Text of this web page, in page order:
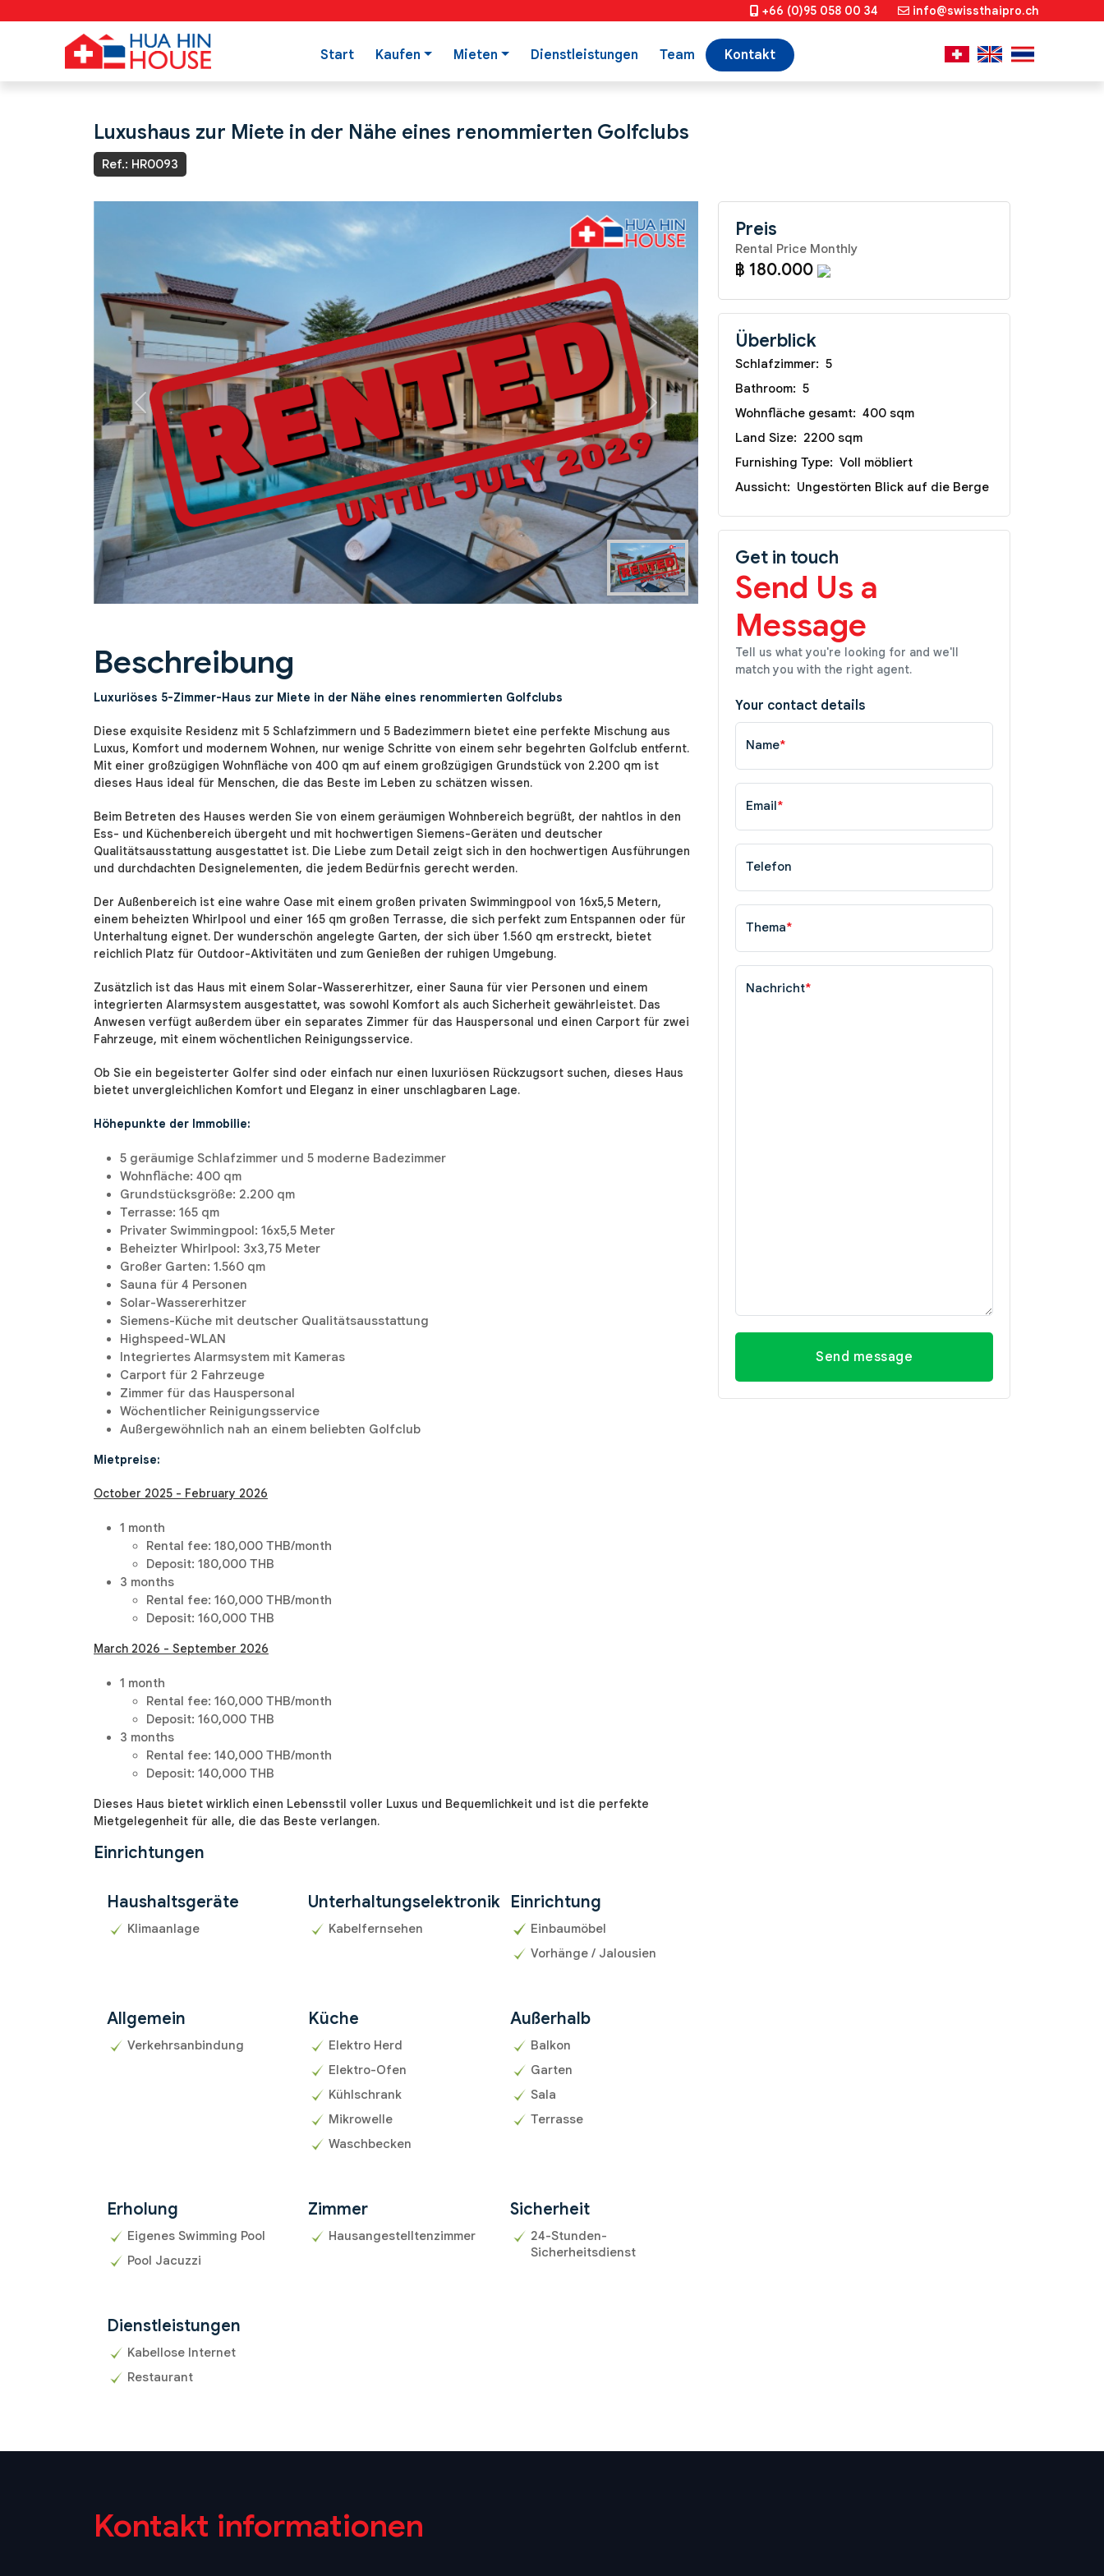
+66 (0)95 058 00 34 info@swissthaipro.ch
Start Kaufen Mieten Dienstleistungen Team Kontakt
Luxushaus zur Miete in der Nähe eines renommierten Golfclubs
Ref.: HR0093
Previous Next
Beschreibung
Luxuriöses 5-Zimmer-Haus zur Miete in der Nähe eines renommierten Golfclubs
Diese exquisite Residenz mit 5 Schlafzimmern und 5 Badezimmern bietet eine perfekte Mischung aus
Luxus, Komfort und modernem Wohnen, nur wenige Schritte von einem sehr begehrten Golfclub entfernt.
Mit einer großzügigen Wohnfläche von 400 qm auf einem großzügigen Grundstück von 2.200 qm ist
dieses Haus ideal für Menschen, die das Beste im Leben zu schätzen wissen.
Beim Betreten des Hauses werden Sie von einem geräumigen Wohnbereich begrüßt, der nahtlos in den
Ess- und Küchenbereich übergeht und mit hochwertigen Siemens-Geräten und deutscher
Qualitätsausstattung ausgestattet ist. Die Liebe zum Detail zeigt sich in den hochwertigen Ausführungen
und durchdachten Designelementen, die jedem Bedürfnis gerecht werden.
Der Außenbereich ist eine wahre Oase mit einem großen privaten Swimmingpool von 16x5,5 Metern,
einem beheizten Whirlpool und einer 165 qm großen Terrasse, die sich perfekt zum Entspannen oder für
Unterhaltung eignet. Der wunderschön angelegte Garten, der sich über 1.560 qm erstreckt, bietet
reichlich Platz für Outdoor-Aktivitäten und zum Genießen der ruhigen Umgebung.
Zusätzlich ist das Haus mit einem Solar-Wassererhitzer, einer Sauna für vier Personen und einem
integrierten Alarmsystem ausgestattet, was sowohl Komfort als auch Sicherheit gewährleistet. Das
Anwesen verfügt außerdem über ein separates Zimmer für das Hauspersonal und einen Carport für zwei
Fahrzeuge, mit einem wöchentlichen Reinigungsservice.
Ob Sie ein begeisterter Golfer sind oder einfach nur einen luxuriösen Rückzugsort suchen, dieses Haus
bietet unvergleichlichen Komfort und Eleganz in einer unschlagbaren Lage.
Höhepunkte der Immobilie:
5 geräumige Schlafzimmer und 5 moderne Badezimmer
Wohnfläche: 400 qm
Grundstücksgröße: 2.200 qm
Terrasse: 165 qm
Privater Swimmingpool: 16x5,5 Meter
Beheizter Whirlpool: 3x3,75 Meter
Großer Garten: 1.560 qm
Sauna für 4 Personen
Solar-Wassererhitzer
Siemens-Küche mit deutscher Qualitätsausstattung
Highspeed-WLAN
Integriertes Alarmsystem mit Kameras
Carport für 2 Fahrzeuge
Zimmer für das Hauspersonal
Wöchentlicher Reinigungsservice
Außergewöhnlich nah an einem beliebten Golfclub
Mietpreise:
October 2025 - February 2026
1 month
Rental fee: 180,000 THB/month
Deposit: 180,000 THB
3 months
Rental fee: 160,000 THB/month
Deposit: 160,000 THB
March 2026 - September 2026
1 month
Rental fee: 160,000 THB/month
Deposit: 160,000 THB
3 months
Rental fee: 140,000 THB/month
Deposit: 140,000 THB
Dieses Haus bietet wirklich einen Lebensstil voller Luxus und Bequemlichkeit und ist die perfekte
Mietgelegenheit für alle, die das Beste verlangen.
Einrichtungen
Haushaltsgeräte
Klimaanlage
Unterhaltungselektronik
Kabelfernsehen
Einrichtung
Einbaumöbel
Vorhänge / Jalousien
Allgemein
Verkehrsanbindung
Küche
Elektro Herd
Elektro-Ofen
Kühlschrank
Mikrowelle
Waschbecken
Außerhalb
Balkon
Garten
Sala
Terrasse
Erholung
Eigenes Swimming Pool
Pool Jacuzzi
Zimmer
Hausangestelltenzimmer
Sicherheit
24-Stunden-
Sicherheitsdienst
Dienstleistungen
Kabellose Internet
Restaurant
Preis
Rental Price Monthly
฿ 180.000
Überblick
Schlafzimmer: 5
Bathroom: 5
Wohnfläche gesamt: 400 sqm
Land Size: 2200 sqm
Furnishing Type: Voll möbliert
Aussicht: Ungestörten Blick auf die Berge
Get in touch
Send Us a
Message
Tell us what you're looking for and we'll
match you with the right agent.
Your contact details
Name*
Email*
Telefon
Thema*
Nachricht*
Send message
Kontakt informationen